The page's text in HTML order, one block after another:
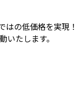
はの低価格を実現！
たします。